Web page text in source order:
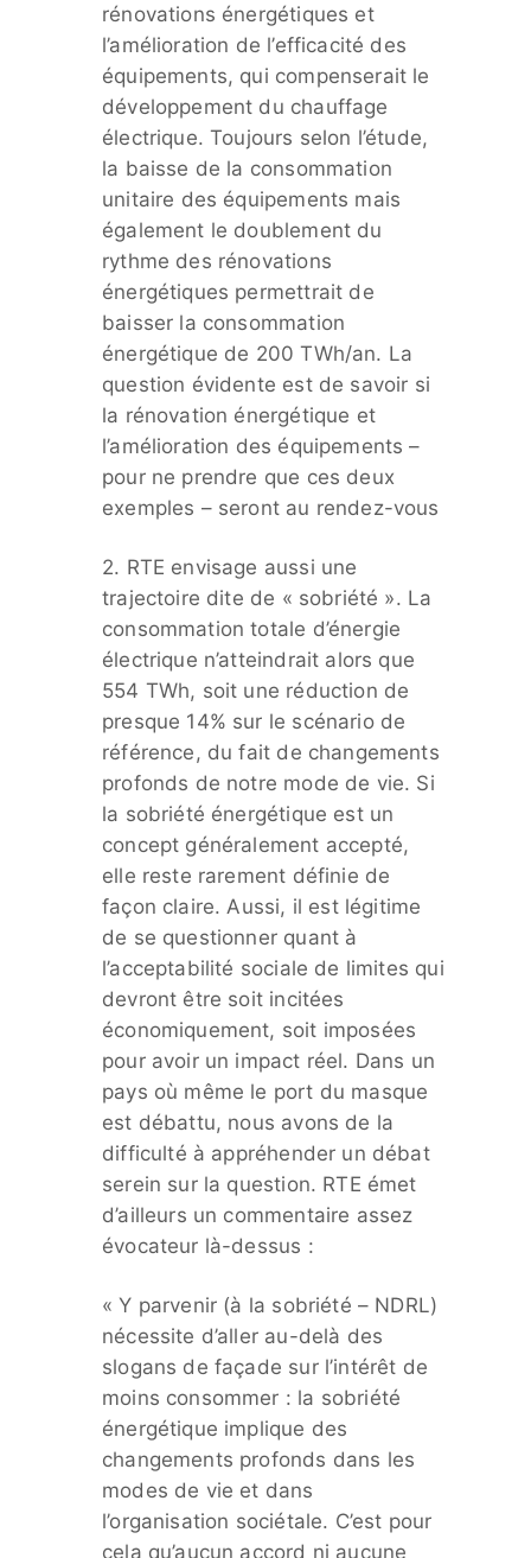
rénovations énergétiques et
l’amélioration de l’efficacité des
équipements, qui compenserait le
développement du chauffage
électrique. Toujours selon l’étude,
la baisse de la consommation
unitaire des équipements mais
également le doublement du
rythme des rénovations
énergétiques permettrait de
baisser la consommation
énergétique de 200 TWh/an. La
question évidente est de savoir si
la rénovation énergétique et
l’amélioration des équipements –
pour ne prendre que ces deux
exemples – seront au rendez-vous
2. RTE envisage aussi une
trajectoire dite de « sobriété ». La
consommation totale d’énergie
électrique n’atteindrait alors que
554 TWh, soit une réduction de
presque 14% sur le scénario de
référence, du fait de changements
profonds de notre mode de vie. Si
la sobriété énergétique est un
concept généralement accepté,
elle reste rarement définie de
façon claire. Aussi, il est légitime
de se questionner quant à
l’acceptabilité sociale de limites qui
devront être soit incitées
économiquement, soit imposées
pour avoir un impact réel. Dans un
pays où même le port du masque
est débattu, nous avons de la
difficulté à appréhender un débat
serein sur la question. RTE émet
d’ailleurs un commentaire assez
évocateur là-dessus :
« Y parvenir (à la sobriété – NDRL)
nécessite d’aller au-delà des
slogans de façade sur l’intérêt de
moins consommer : la sobriété
énergétique implique des
changements profonds dans les
modes de vie et dans
l’organisation sociétale. C’est pour
cela qu’aucun accord ni aucune